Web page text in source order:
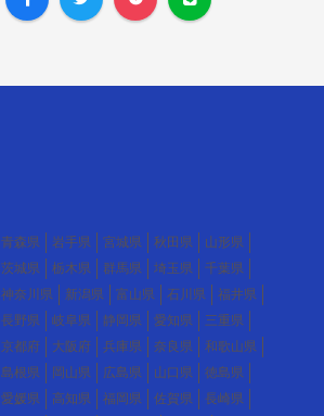
青森県 岩手県 宮城県 秋田県
山形県
茨城県 栃木県 群馬県 埼玉県
千葉県
神奈川県 新潟県 富山県 石川県
福井県
長野県 岐阜県 静岡県 愛知県
三重県
京都府 大阪府 兵庫県 奈良県
和歌山県
島根県 岡山県 広島県 山口県
徳島県
愛媛県 高知県 福岡県 佐賀県 長崎県